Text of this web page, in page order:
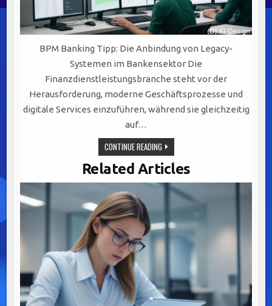
BPM Banking Tipp: Die Anbindung von Legacy-
Systemen im Bankensektor Die
Finanzdienstleistungsbranche steht vor der
Herausforderung, moderne Geschäftsprozesse und
digitale Services einzuführen, während sie gleichzeitig
auf…
CONTINUE READINGEFFIZIENTE
INTEGRATION
VON
LEGACY-
SYSTEMEN:
SCHLÜSSEL
BANKING
BPM-
LÖSUNGEN
Related Articles